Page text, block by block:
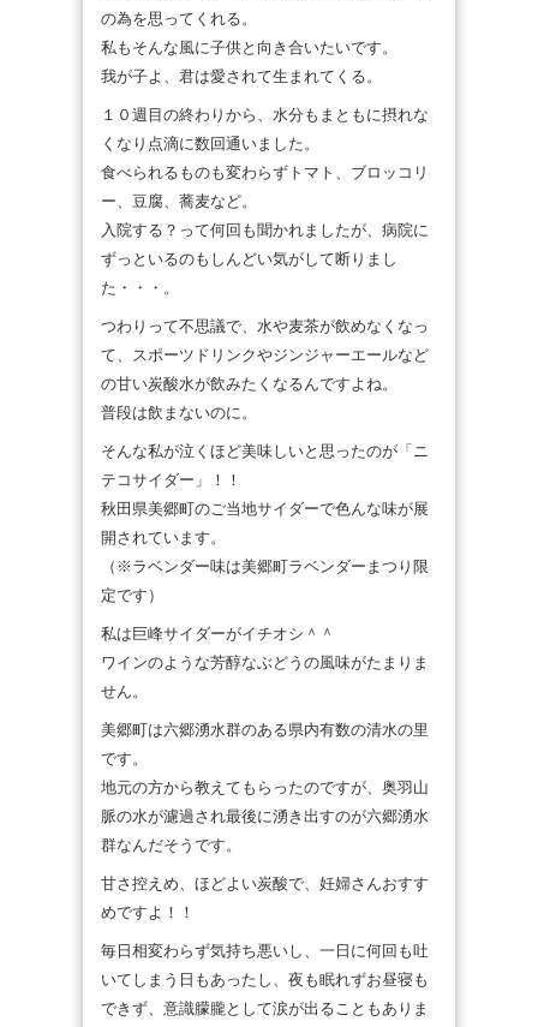
の為を思ってくれる。
私もそんな風に子供と向き合いたいです。
我が子よ、君は愛されて生まれてくる。
１０週目の終わりから、水分もまともに摂れな
くなり点滴に数回通いました。
食べられるものも変わらずトマト、ブロッコリ
ー、豆腐、蕎麦など。
入院する？って何回も聞かれましたが、病院に
ずっといるのもしんどい気がして断りまし
た・・・。
つわりって不思議で、水や麦茶が飲めなくなっ
て、スポーツドリンクやジンジャーエールなど
の甘い炭酸水が飲みたくなるんですよね。
普段は飲まないのに。
そんな私が泣くほど美味しいと思ったのが「ニ
テコサイダー」！！
秋田県美郷町のご当地サイダーで色んな味が展
開されています。
（※ラベンダー味は美郷町ラベンダーまつり限
定です）
私は巨峰サイダーがイチオシ＾＾
ワインのような芳醇なぶどうの風味がたまりま
せん。
美郷町は六郷湧水群のある県内有数の清水の里
です。
地元の方から教えてもらったのですが、奥羽山
脈の水が濾過され最後に湧き出すのが六郷湧水
群なんだそうです。
甘さ控えめ、ほどよい炭酸で、妊婦さんおすす
めですよ！！
毎日相変わらず気持ち悪いし、一日に何回も吐
いてしまう日もあったし、夜も眠れずお昼寝も
できず、意識朦朧として涙が出ることもありま